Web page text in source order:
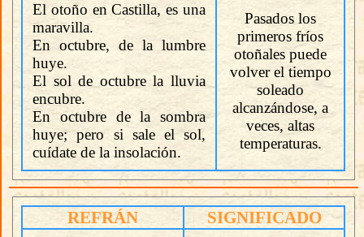
El otoño en Castilla, es una
maravilla.
En octubre, de la lumbre
huye.
El sol de octubre la lluvia
encubre.
En octubre de la sombra
huye; pero si sale el sol,
cuídate de la insolación.
Pasados los
primeros fríos
otoñales puede
volver el tiempo
soleado
alcanzándose, a
veces, altas
temperaturas.
REFRÁN SIGNIFICADO